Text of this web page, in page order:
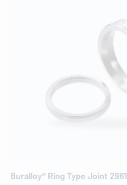
Buralloy® Ring Type Joint 2961